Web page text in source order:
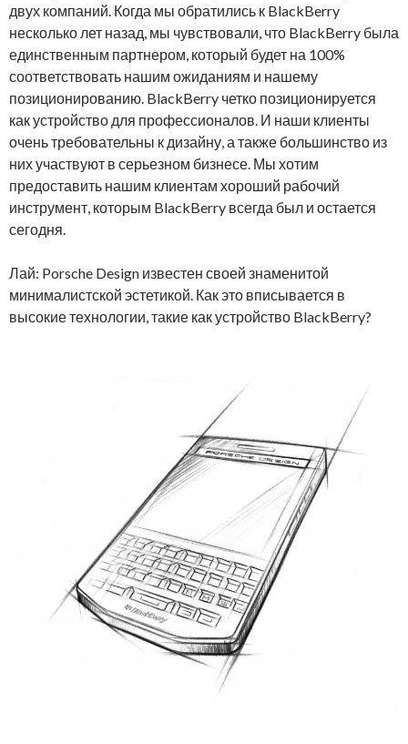
двух компаний. Когда мы обратились к BlackBerry
несколько лет назад, мы чувствовали, что BlackBerry была
единственным партнером, который будет на 100%
соответствовать нашим ожиданиям и нашему
позиционированию. BlackBerry четко позиционируется
как устройство для профессионалов. И наши клиенты
очень требовательны к дизайну, а также большинство из
них участвуют в серьезном бизнесе. Мы хотим
предоставить нашим клиентам хороший рабочий
инструмент, которым BlackBerry всегда был и остается
сегодня.
Лай: Porsche Design известен своей знаменитой
минималистской эстетикой. Как это вписывается в
высокие технологии, такие как устройство BlackBerry?